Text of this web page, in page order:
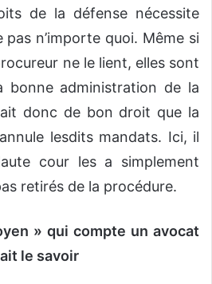
de la défense nécessite
pas n’importe quoi. Même si
ne le lient, elles sont
bonne administration de la
donc de bon droit que la
lesdits mandats. Ici, il
cour les a simplement
retirés de la procédure.
» qui compte un avocat
le savoir